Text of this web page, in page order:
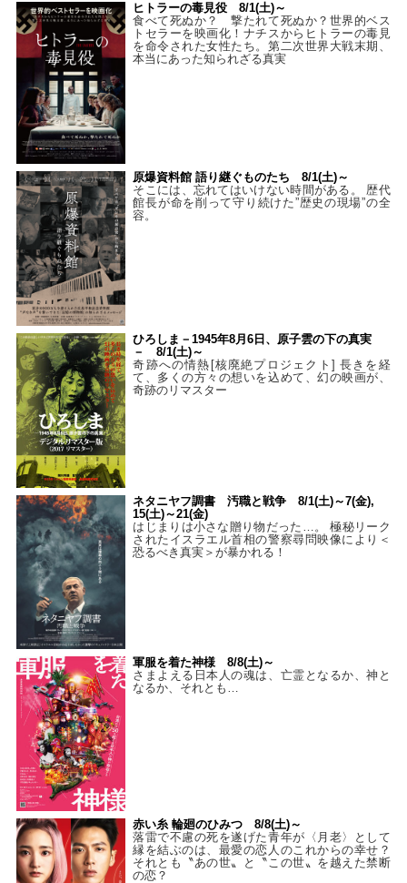
ヒトラーの毒見役 8/1(土)～
食べて死ぬか？ 撃たれて死ぬか？世界的ベス
トセラーを映画化！ナチスからヒトラーの毒見
を命令された女性たち。第二次世界大戦末期、
本当にあった知られざる真実
原爆資料館 語り継ぐものたち 8/1(土)～
そこには、忘れてはいけない時間がある。 歴代
館長が命を削って守り続けた”歴史の現場”の全
容。
ひろしま－1945年8月6日、原子雲の下の真実
－ 8/1(土)～
奇跡への情熱[核廃絶プロジェクト] 長きを経
て、多くの方々の想いを込めて、幻の映画が、
奇跡のリマスター
ネタニヤフ調書 汚職と戦争 8/1(土)～7(金),
15(土)～21(金)
はじまりは小さな贈り物だった…。 極秘リーク
されたイスラエル首相の警察尋問映像により＜
恐るべき真実＞が暴かれる！
軍服を着た神様 8/8(土)～
さまよえる日本人の魂は、亡霊となるか、神と
なるか、それとも…
赤い糸 輪廻のひみつ 8/8(土)～
落雷で不慮の死を遂げた青年が〈月老〉として
縁を結ぶのは、最愛の恋人のこれからの幸せ？
それとも〝あの世〟と〝この世〟を越えた禁断
の恋？